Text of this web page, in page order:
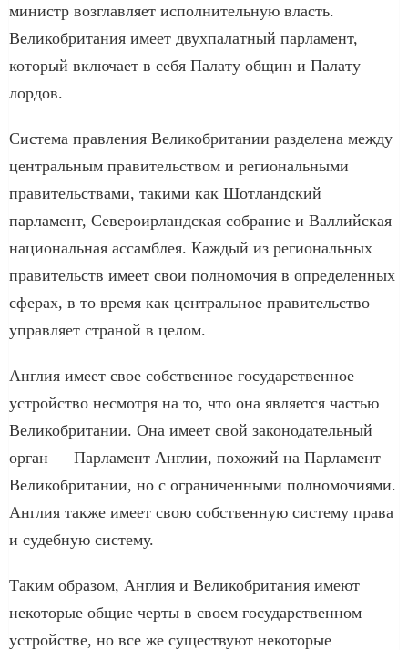
министр возглавляет исполнительную власть.
Великобритания имеет двухпалатный парламент,
который включает в себя Палату общин и Палату
лордов.
Система правления Великобритании разделена между
центральным правительством и региональными
правительствами, такими как Шотландский
парламент, Североирландская собрание и Валлийская
национальная ассамблея. Каждый из региональных
правительств имеет свои полномочия в определенных
сферах, в то время как центральное правительство
управляет страной в целом.
Англия имеет свое собственное государственное
устройство несмотря на то, что она является частью
Великобритании. Она имеет свой законодательный
орган — Парламент Англии, похожий на Парламент
Великобритании, но с ограниченными полномочиями.
Англия также имеет свою собственную систему права
и судебную систему.
Таким образом, Англия и Великобритания имеют
некоторые общие черты в своем государственном
устройстве, но все же существуют некоторые